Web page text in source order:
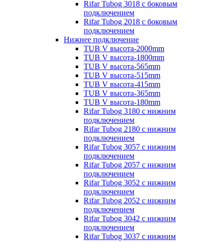
Rifar Tubog 3018 с боковым
подключением
Rifar Tubog 2018 с боковым
подключением
Нижнее подключение
TUB V высота-2000mm
TUB V высота-1800mm
TUB V высота-565mm
TUB V высота-515mm
TUB V высота-415mm
TUB V высота-365mm
TUB V высота-180mm
Rifar Tubog 3180 с нижним
подключением
Rifar Tubog 2180 с нижним
подключением
Rifar Tubog 3057 с нижним
подключением
Rifar Tubog 2057 с нижним
подключением
Rifar Tubog 3052 с нижним
подключением
Rifar Tubog 2052 с нижним
подключением
Rifar Tubog 3042 с нижним
подключением
Rifar Tubog 3037 с нижним